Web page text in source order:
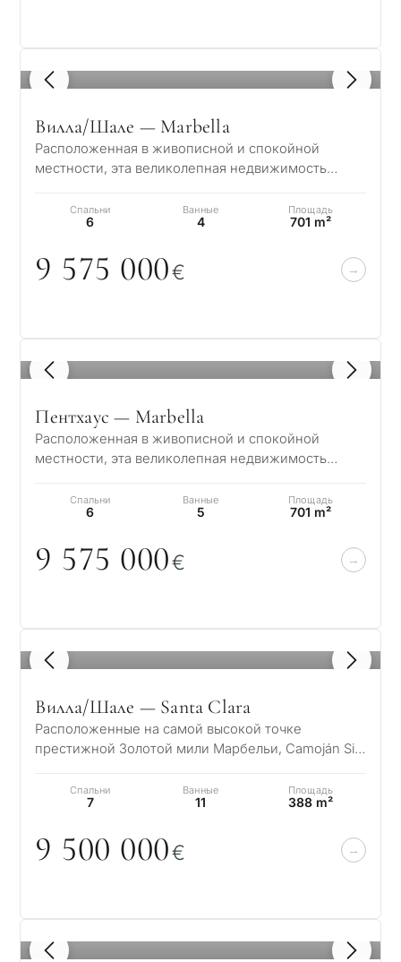
1 / 8
Вилла/Шале — Marbella
Расположенная в живописной и спокойной
местности, эта великолепная недвижимость
элегантности и…
Спальни
6
Ванные
4
Площадь
701 m²
9 575 000€
1 / 8
Пентхаус — Marbella
Расположенная в живописной и спокойной
местности, эта великолепная недвижимость
элегантности и…
Спальни
6
Ванные
5
Площадь
701 m²
9 575 000€
1 / 8
Вилла/Шале — Santa Clara
Расположенные на самой высокой точке
престижной Золотой мили Марбельи, Camoján Six
изысканных…
Спальни
7
Ванные
11
Площадь
388 m²
9 500 000€
1 / 8